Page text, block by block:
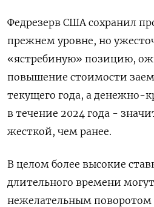
Федрезерв США сохранил
прежнем уровне, но
«ястребиную» позицию,
повышение стоимости
текущего года, а денежно-
в течение 2024 года -
жесткой, чем ранее.
В целом более высокие
длительного времени
нежелательным